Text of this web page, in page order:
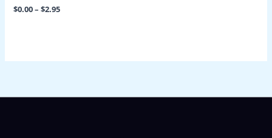
$0.00– $2.95